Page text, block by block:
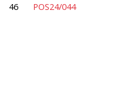
46
POS24/044